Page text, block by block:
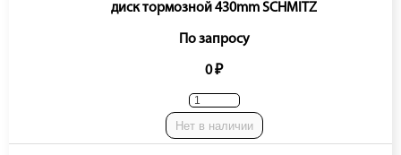
диск тормозной 430mm SCHMITZ
По запросу
0 ₽
Нет в наличии